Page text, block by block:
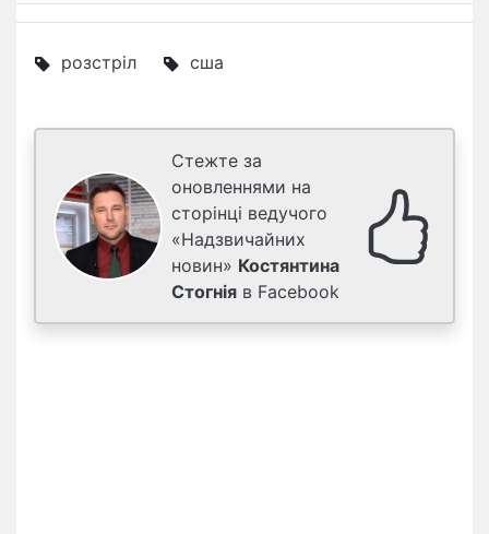
розстріл сша
Стежте за
оновленнями на
сторінці ведучого
«Надзвичайних
новин» Костянтина
Стогнія в Facebook